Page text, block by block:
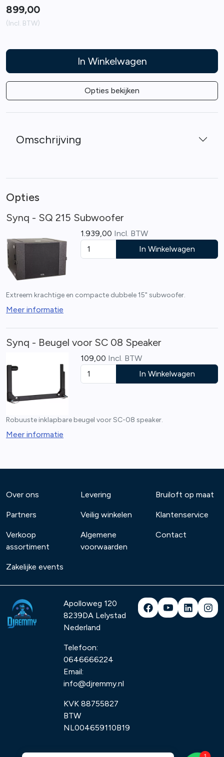
899,00
(Incl. BTW)
In Winkelwagen
Opties bekijken
Omschrijving
Opties
Synq - SQ 215 Subwoofer
1.939,00 Incl. BTW
In Winkelwagen
Extreem krachtige en compacte dubbele 15" subwoofer.
Meer informatie
Synq - Beugel voor SC 08 Speaker
109,00 Incl. BTW
In Winkelwagen
Robuuste inklapbare beugel voor SC-08 speaker.
Meer informatie
Over ons
Partners
Verkoop
assortiment
Zakelijke events
Levering
Veilig winkelen
Algemene
voorwaarden
Bruiloft op maat
Klantenservice
Contact
Apolloweg 120
8239DA Lelystad
Nederland
Telefoon:
0646666224
Email:
info@djremmy.nl
KVK 88755827
BTW
NL004659110B19